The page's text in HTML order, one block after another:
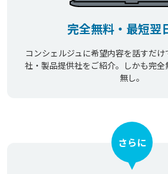
完全無料・最短翌
コンシェルジュに希望内容を話すだ
社・製品提供社をご紹介。しかも完全
無し。
さらに